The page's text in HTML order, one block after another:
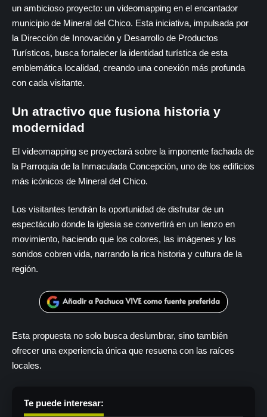
un ambicioso proyecto: un videomapping en el encantador
municipio de Mineral del Chico. Esta iniciativa, impulsada por
la Dirección de Innovación y Desarrollo de Productos
Turísticos, busca fortalecer la identidad turística de esta
emblemática localidad, creando una conexión más profunda
con cada visitante.
Un atractivo que fusiona historia y
modernidad
El videomapping se proyectará sobre la imponente fachada de
la Parroquia de la Inmaculada Concepción, uno de los edificios
más icónicos de Mineral del Chico.
Los visitantes tendrán la oportunidad de disfrutar de un
espectáculo donde la iglesia se convertirá en un lienzo en
movimiento, haciendo que los colores, las imágenes y los
sonidos cobren vida, narrando la rica historia y cultura de la
región.
Esta propuesta no solo busca deslumbrar, sino también
ofrecer una experiencia única que resuena con las raíces
locales.
Te puede interesar: